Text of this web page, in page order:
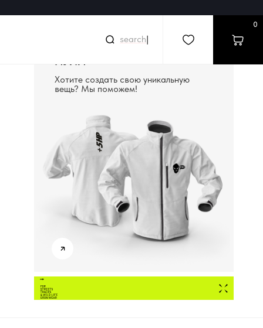
0
s|
СОЗДАДИМ ВЕЩЬ С
Хотите создать свою уникальную
вещь? Мы поможем!